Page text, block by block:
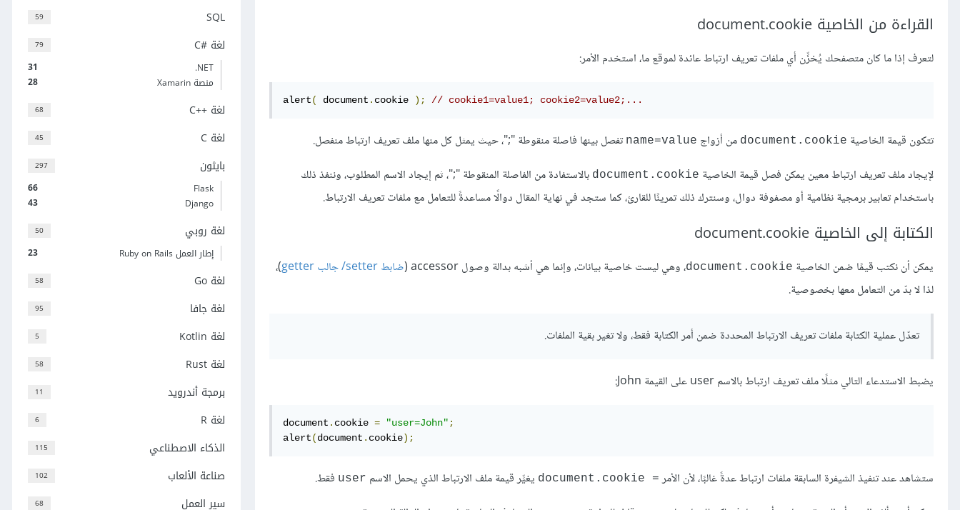
القراءة من الخاصية document.cookie
لتعرف إذا ما كان متصفحك يُخزِّن أي ملفات تعريف ارتباط عائدة لموقع ما، استخدم الأمر:
alert( document . cookie ); // cookie1=value1; cookie2=value2;...
تتكون قيمة الخاصية document.cookie من أزواج name=value تفصل بينها فاصلة منقوطة ";"، حيث يمثل كل منها ملف تعريف ارتباط منفصل.
لإيجاد ملف تعريف ارتباط معين يمكن فصل قيمة الخاصية document.cookie بالاستفادة من الفاصلة المنقوطة ";"، ثم إيجاد الاسم المطلوب، وننفذ ذلك
باستخدام تعابير برمجية نظامية أو مصفوفة دوال، وسنترك ذلك تمرينًا للقارئ، كما ستجد في نهاية المقال دوالًا مساعدةً للتعامل مع ملفات تعريف الارتباط.
الكتابة إلى الخاصية document.cookie
يمكن أن نكتب قيمًا ضمن الخاصية document.cookie، وهي ليست خاصية بيانات، وإنما هي أشبه بدالة وصول accessor ( ضابط setter/ جالب getter
)،
لذا لا بدّ من التعامل معها بخصوصية.
تعدّل عملية الكتابة ملفات تعريف الارتباط المحددة ضمن أمر الكتابة فقط، ولا تغير بقية الملفات.
يضبط الاستدعاء التالي مثلًا ملف تعريف ارتباط بالاسم user على القيمة John:
document . cookie = "user=John" ;
alert(document . cookie);
ستشاهد عند تنفيذ الشيفرة السابقة ملفات ارتباط عدةً غالبًا، لأن الأمر = document.cookie يغيِّر قيمة ملف الارتباط الذي يحمل الاسم user فقط.
59 SQL
79 لغة C#‎
31
‎.NET
28
منصة Xamarin
68 لغة C++‎
45 لغة C
297 بايثون
66
Flask
43
Django
50 لغة روبي
23 إطار العمل Ruby on Rails
58 لغة Go
95 لغة جافا
5 لغة Kotlin
58 لغة Rust
11 برمجة أندرويد
6 لغة R
115 الذكاء الاصطناعي
102 صناعة الألعاب
68 سير العمل